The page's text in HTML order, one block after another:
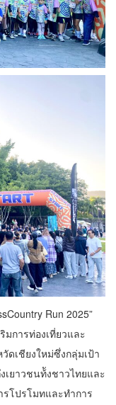
Run 2025”
การท่องเที่ยวและ
ดเชียงใหม่ซึ่งกลุ่มเป้า
เยาวชนท้ังชาวไทยและ
โปรโมทและทําการ